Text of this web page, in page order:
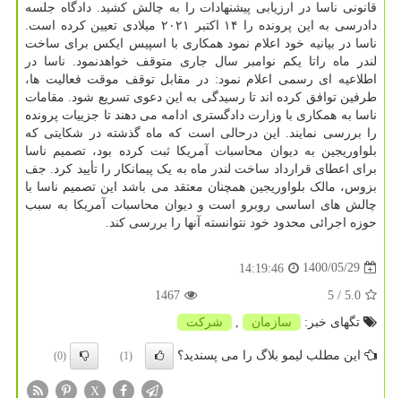
قانونی ناسا در ارزیابی پیشنهادات را به چالش کشید. دادگاه جلسه
دادرسی به این پرونده را ۱۴ اکتبر ۲۰۲۱ میلادی تعیین کرده است.
ناسا در بیانیه خود اعلام نمود همکاری با اسپیس ایکس برای ساخت
لندر ماه راتا یکم نوامبر سال جاری متوقف خواهدنمود. ناسا در
اطلاعیه ای رسمی اعلام نمود: در مقابل توقف موقت فعالیت ها،
طرفین توافق کرده اند تا رسیدگی به این دعوی تسریع شود. مقامات
ناسا به همکاری با وزارت دادگستری ادامه می دهند تا جزییات پرونده
را بررسی نمایند. این درحالی است که ماه گذشته در شکایتی که
بلواوریجین به دیوان محاسبات آمریکا ثبت کرده بود، تصمیم ناسا
برای اعطای قرارداد ساخت لندر ماه به یک پیمانکار را تأیید کرد. جف
بزوس، مالک بلواوریجین همچنان معتقد می باشد این تصمیم ناسا با
چالش های اساسی روبرو است و دیوان محاسبات آمریکا به سبب
حوزه اجرائی محدود خود نتوانسته آنها را بررسی کند.
1400/05/29
14:19:46
5.0
/ 5
1467
تگهای خبر:
سازمان شركت
این مطلب لیمو بلاگ را می پسندید؟ (1)
(0)
X